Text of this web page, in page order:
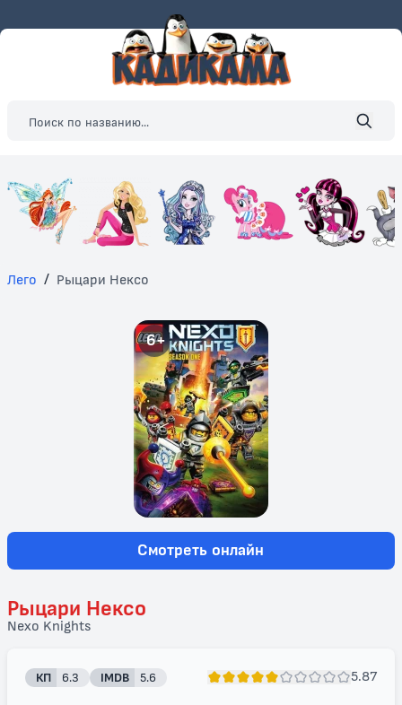
Лего / Рыцари Нексо
6+
Смотреть онлайн
Рыцари Нексо
Nexo Knights
КП 6.3 IMDB 5.6 5.87